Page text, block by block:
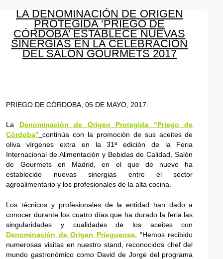
LA DENOMINACIÓN DE ORIGEN
PROTEGIDA ‘PRIEGO DE
CÓRDOBA’ ESTABLECE NUEVAS
SINERGÍAS EN LA CELEBRACIÓN
DEL SALÓN GOURMETS 2017
PRIEGO DE CÓRDOBA, 05 DE MAYO, 2017.
La Denominación de Origen Protegida “Priego de
Córdoba” continúa con la promoción de sus aceites de
oliva vírgenes extra en la 31ª edición de la Feria
Internacional de Alimentación y Bebidas de Calidad, Salón
de Gourmets en Madrid, en el que de nuevo ha
establecido nuevas sinergias entre el sector
agroalimentario y los profesionales de la alta cocina.
Los técnicos y profesionales de la entidad han dado a
conocer durante los cuatro días que ha durado la feria las
singularidades y cualidades de los aceites con
Denominación de Origen Prieguense. “Hemos recibido
numerosas visitas en nuestro stand, reconocidos chef del
mundo gastronómico como David de Jorge del programa